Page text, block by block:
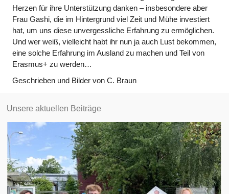
Herzen für ihre Unterstützung danken – insbesondere aber
Frau Gashi, die im Hintergrund viel Zeit und Mühe investiert
hat, um uns diese unvergessliche Erfahrung zu ermöglichen.
Und wer weiß, vielleicht habt ihr nun ja auch Lust bekommen,
eine solche Erfahrung im Ausland zu machen und Teil von
Erasmus+ zu werden…
Geschrieben und Bilder von C. Braun
Unsere aktuellen Beiträge